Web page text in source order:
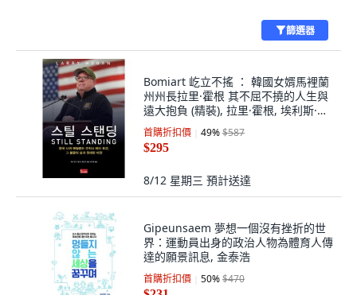
篩選器
Bomiart 屹立不搖 ： 韓國女婿馬裡蘭
州州長拉里·霍根 其不屈不撓的人生與
遠大抱負 (精裝), 拉里·霍根, 埃利斯·海
尼根
首購折扣價 49%$587
$295
8/12 星期三 預計送達
Gipeunsaem 夢想一個沒有挫折的世
界：運動員出身的政治人物為體育人傳
達的願景訊息, 金泰浩
首購折扣價 50%$470